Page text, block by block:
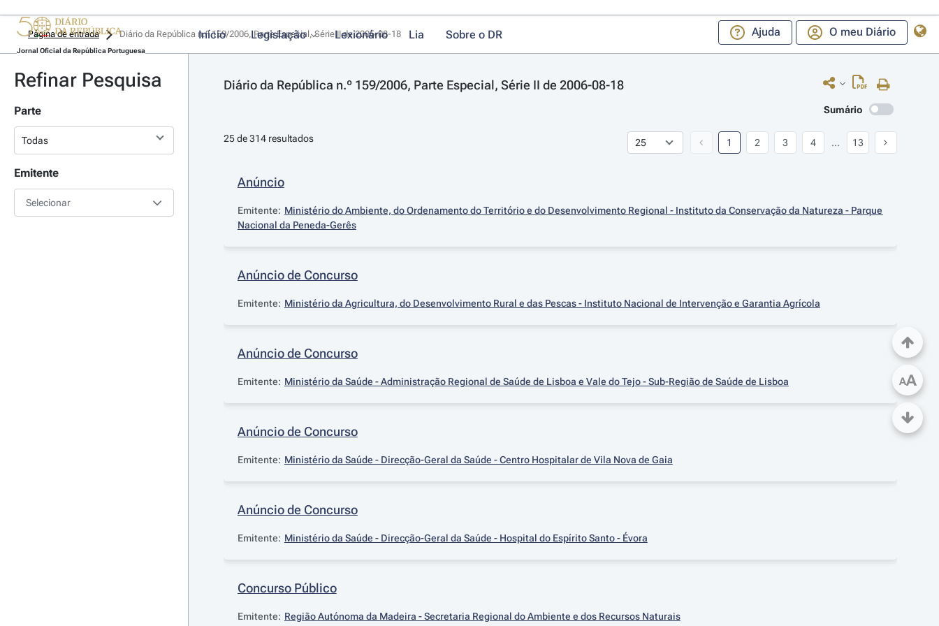
Jornal Oficial da República Portuguesa
Início Legislação Lexionário Lia Sobre o DR Ajuda O meu Diário
Página de entrada Diário da República n.º 159/2006, Parte Especial, Série II de 2006-08-18
Refinar Pesquisa
Parte
Emitente
Selecionar
Diário da República n.º 159/2006, Parte Especial, Série II de 2006-08-18
Sumário
25 de 314 resultados 1 2 3 4 ... 13
Anúncio
Emitente: Ministério do Ambiente, do Ordenamento do Território e do Desenvolvimento Regional - Instituto da Conservação da Natureza - Parque
Nacional da Peneda-Gerês
Anúncio de Concurso
Emitente: Ministério da Agricultura, do Desenvolvimento Rural e das Pescas - Instituto Nacional de Intervenção e Garantia Agrícola
Anúncio de Concurso
Emitente: Ministério da Saúde - Administração Regional de Saúde de Lisboa e Vale do Tejo - Sub-Região de Saúde de Lisboa
Anúncio de Concurso
Emitente: Ministério da Saúde - Direcção-Geral da Saúde - Centro Hospitalar de Vila Nova de Gaia
Anúncio de Concurso
Emitente: Ministério da Saúde - Direcção-Geral da Saúde - Hospital do Espírito Santo - Évora
Concurso Público
Emitente: Região Autónoma da Madeira - Secretaria Regional do Ambiente e dos Recursos Naturais
AA